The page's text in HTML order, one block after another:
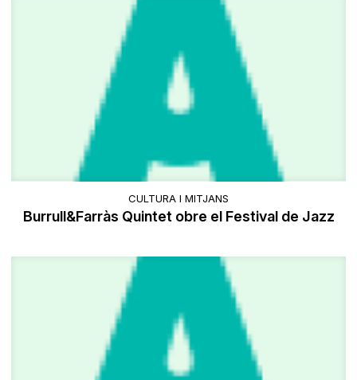
CULTURA I MITJANS
Burrull&Farràs Quintet obre el Festival de Jazz